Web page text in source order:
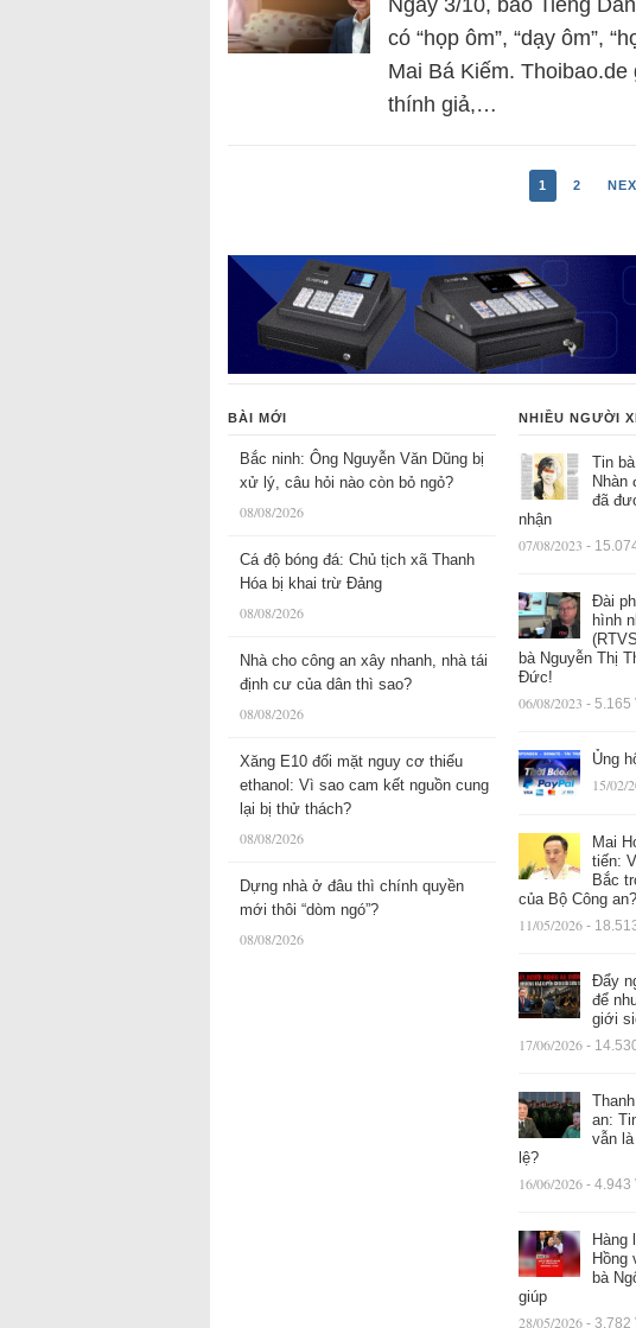
Ngày 3/10, báo Tiếng
có “họp ôm”, “dạy ôm”,
Mai Bá Kiếm.
thính giả,…
1 2
BÀI MỚI
Bắc ninh: Ông Nguyễn Văn Dũng bị
xử lý, câu hỏi nào còn bỏ ngỏ?
08/08/2026
Cá độ bóng đá: Chủ tịch xã Thanh
Hóa bị khai trừ Đảng
08/08/2026
Nhà cho công an xây nhanh, nhà tái
định cư của dân thì sao?
08/08/2026
Xăng E10 đối mặt nguy cơ thiếu
ethanol: Vì sao cam kết nguồn cung
lại bị thử thách?
08/08/2026
Dựng nhà ở đâu thì chính quyền
mới thôi “dòm ngó”?
08/08/2026
NHIỀU NGƯỜI
Tin
Nhàn
đã
nhận
07/08/2023 -
Đài
hình
bà Nguyễn Thị
Đức!
06/08/2023 - 5.165
Ủng
15/02/
Mai
tiến:
Bắc
của Bộ Công an?
11/05/2026 -
Đẩy
để
giới
17/06/2026 -
an:
vẫn
lệ?
16/06/2026 - 4.943
Hàng
Hồng
bà
giúp
28/05/2026 - 3.782